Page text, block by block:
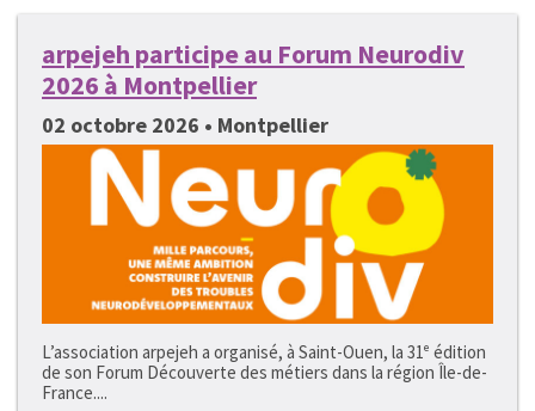
arpejeh participe au Forum Neurodiv
2026 à Montpellier
02 octobre 2026 • Montpellier
L’association arpejeh a organisé, à Saint-Ouen, la 31ᵉ édition
de son Forum Découverte des métiers dans la région Île-de-
France....